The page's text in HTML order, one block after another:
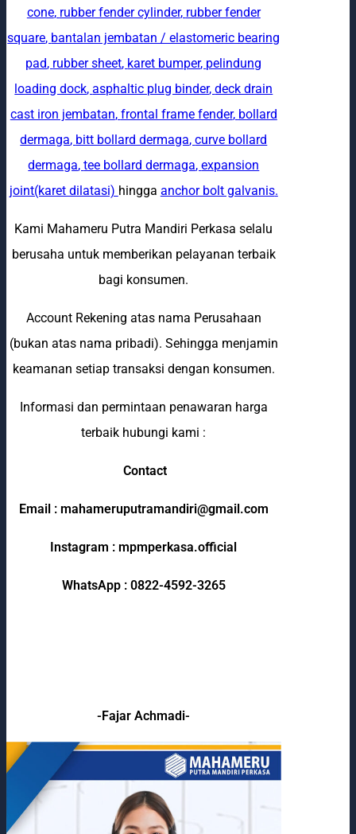
cone, rubber fender cylinder, rubber fender
square, bantalan jembatan / elastomeric bearing
pad, rubber sheet, karet bumper, pelindung
loading dock,asphaltic plug binder,deck drain
cast iron jembatan, frontal frame fender, bollard
dermaga, bitt bollard dermaga,curve bollard
dermaga,tee bollard dermaga,expansion
joint(karet dilatasi) hingga anchor bolt galvanis.
Kami Mahameru Putra Mandiri Perkasa selalu
berusaha untuk memberikan pelayanan terbaik
bagi konsumen.
Account Rekening atas nama Perusahaan
(bukan atas nama pribadi). Sehingga menjamin
keamanan setiap transaksi dengan konsumen.
Informasi dan permintaan penawaran harga
terbaik hubungi kami :
Contact
Email : mahameruputramandiri@gmail.com
Instagram : mpmperkasa.official
WhatsApp : 0822-4592-3265
-Fajar Achmadi-